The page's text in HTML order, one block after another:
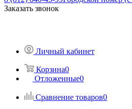
Заказать звонок
Личный кабинет
Корзина0
Отложенные0
Сравнение товаров0